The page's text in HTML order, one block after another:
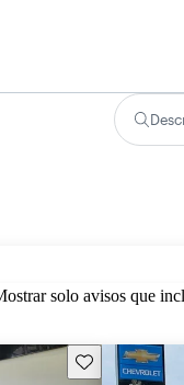
solo avisos que
Guarda este Aviso